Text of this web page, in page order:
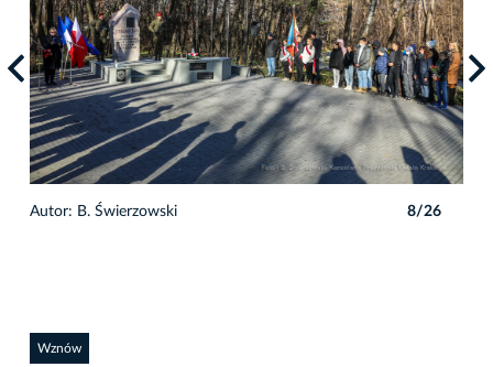
Autor: B. Świerzowski 8/26
Wznów